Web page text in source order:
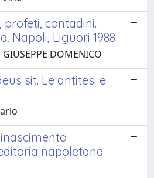
profeti, contadini.
Napoli, Liguori 1988
DOMENICO
sit. Le antitesi e
napoletana